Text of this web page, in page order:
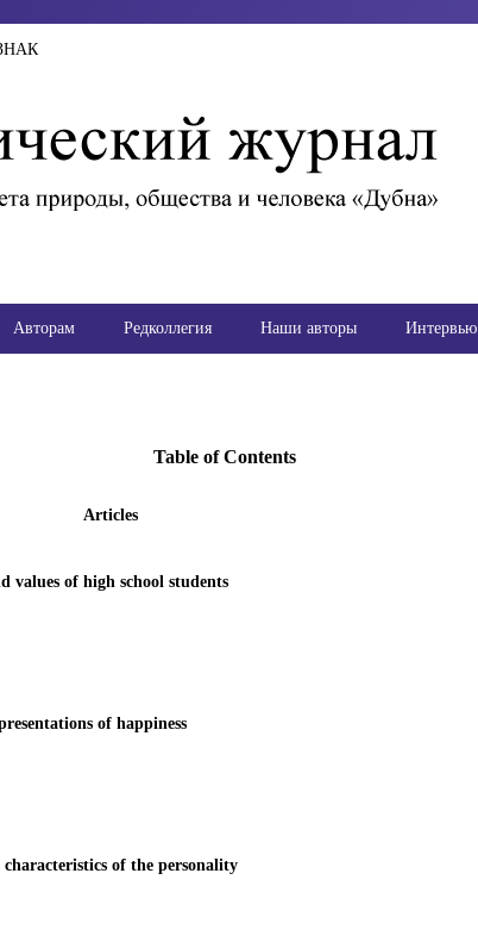
Авторам Редколлегия Наши авторы Интервью
Table of Contents
Articles
values of high school students
of happiness
of the personality